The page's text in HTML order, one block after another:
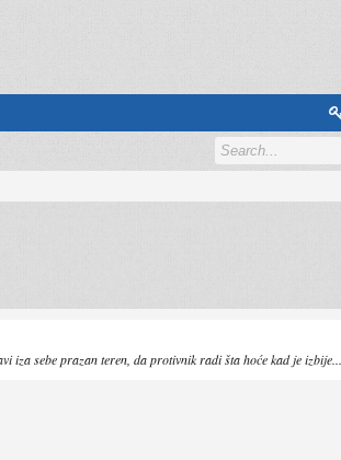
iza sebe prazan teren, da protivnik radi šta hoće kad je izbije...